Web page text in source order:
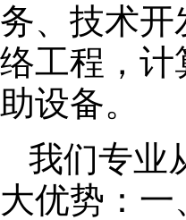
务、技术
络工程，计
助设备。
我们专业
大优势：